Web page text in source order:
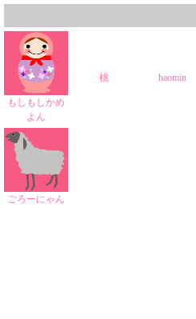
もしもしかめ
よん
桃 haomin
ごろーにゃん